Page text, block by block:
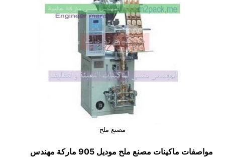
مصنع ملح
مواصفات ماكينات مصنع ملح
موديل 905 ماركة مهندس